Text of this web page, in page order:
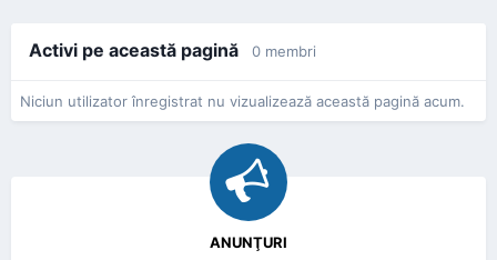
Activi pe această pagină 0 membri
Niciun utilizator înregistrat nu vizualizează această pagină acum.
ANUNŢURI